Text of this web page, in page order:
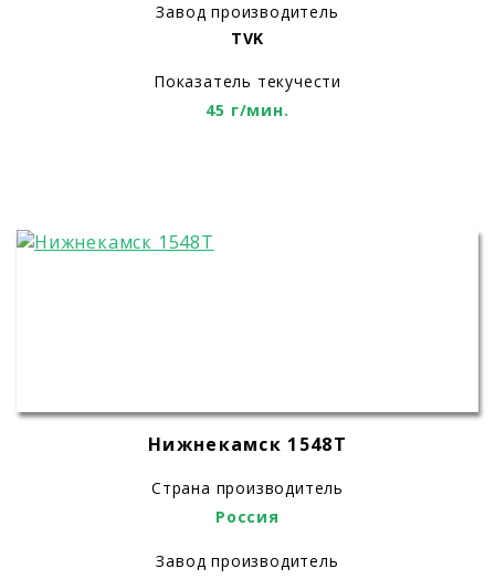
Завод производитель
TVK
Показатель текучести
45 г/мин.
Нижнекамск 1548T
Страна производитель
Россия
Завод производитель